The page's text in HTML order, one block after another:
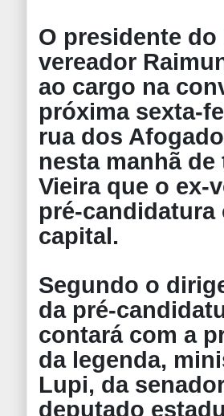
O presidente
vereador
ao cargo na
próxima sexta-
rua dos
nesta manhã
Vieira que o ex-
pré-
capital.
Segundo o
da pré-
contará com a
da legenda,
Lupi, da
deputado